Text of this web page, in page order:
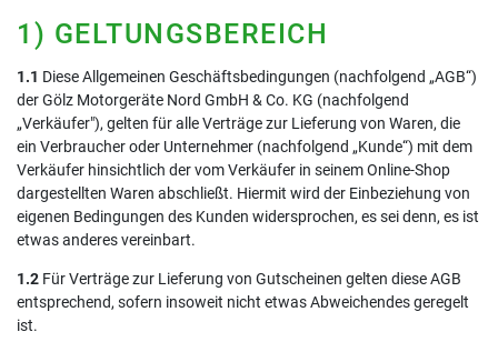
1) GELTUNGSBEREICH
1.1 Diese Allgemeinen Geschäftsbedingungen (nachfolgend „AGB“)
der Gölz Motorgeräte Nord GmbH & Co. KG (nachfolgend
„Verkäufer"), gelten für alle Verträge zur Lieferung von Waren, die
ein Verbraucher oder Unternehmer (nachfolgend „Kunde“) mit dem
Verkäufer hinsichtlich der vom Verkäufer in seinem Online-Shop
dargestellten Waren abschließt. Hiermit wird der Einbeziehung von
eigenen Bedingungen des Kunden widersprochen, es sei denn, es ist
etwas anderes vereinbart.
1.2 Für Verträge zur Lieferung von Gutscheinen gelten diese AGB
entsprechend, sofern insoweit nicht etwas Abweichendes geregelt
ist.